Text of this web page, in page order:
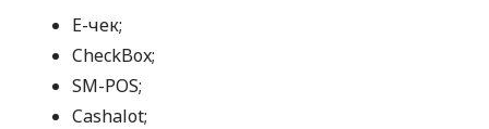
E-чек;
CheckBox;
SM-POS;
Cashalot;